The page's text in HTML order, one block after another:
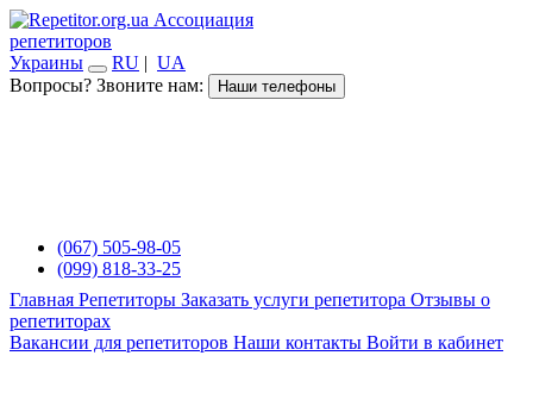
Ассоциация
репетиторов
Украины
RU | UA
Вопросы? Звоните нам:
Наши телефоны
(067) 505-98-05
(099) 818-33-25
Главная Репетиторы Заказать услуги репетитора Отзывы о
репетиторах
Вакансии для репетиторов Наши контакты Войти в кабинет